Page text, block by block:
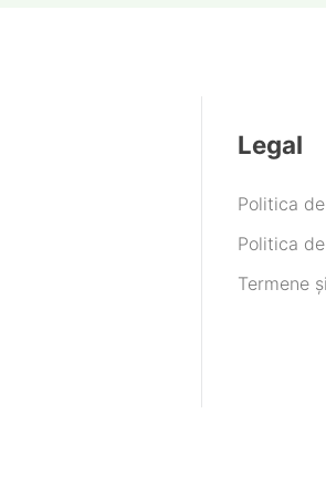
Legal
Politica
Politica
Termene